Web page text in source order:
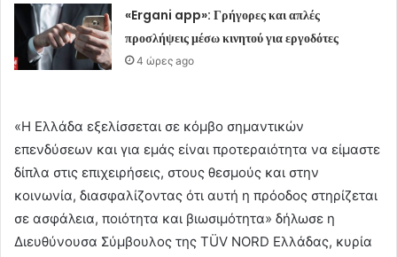
«Ergani app»: Γρήγορες και απλές
προσλήψεις μέσω κινητού για εργοδότες
4 ώρες ago
«Η Ελλάδα εξελίσσεται σε κόμβο σημαντικών
επενδύσεων και για εμάς είναι προτεραιότητα να είμαστε
δίπλα στις επιχειρήσεις, στους θεσμούς και στην
κοινωνία, διασφαλίζοντας ότι αυτή η πρόοδος στηρίζεται
σε ασφάλεια, ποιότητα και βιωσιμότητα» δήλωσε η
Διευθύνουσα Σύμβουλος της TÜV NORD Ελλάδας, κυρία